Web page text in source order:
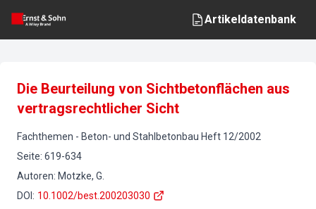
Artikeldatenbank
Die Beurteilung von Sichtbetonflächen aus
vertragsrechtlicher Sicht
Fachthemen - Beton- und Stahlbetonbau Heft 12/2002
Seite: 619-634
Autoren: Motzke, G.
DOI : 10.1002/best.200203030